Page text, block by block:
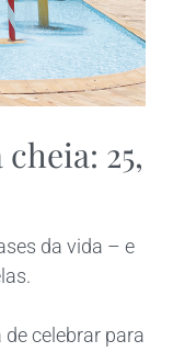
25,
da vida – e
celebrar para